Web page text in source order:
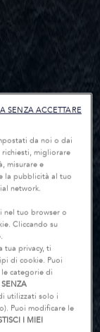
da noi o dai
migliorare
misurare e
la pubblicità al tuo
network.
nel tuo browser o
Cliccando su
tua privacy, ti
di cookie. Puoi
categorie di
utilizzati solo i
Puoi modificare le
I MIEI
SENZA ACCETTARE